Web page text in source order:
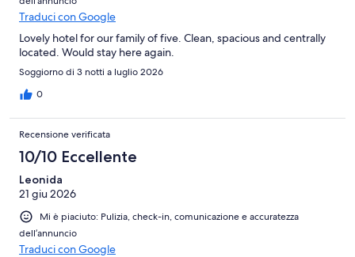
Traduci con Google
Lovely hotel for our family of five. Clean, spacious and centrally
located. Would stay here again.
Soggiorno di 3 notti a luglio 2026
0
Recensione verificata
10/10 Eccellente
Leonida
21 giu 2026
Mi è piaciuto: Pulizia, check-in, comunicazione e accuratezza
dell’annuncio
Traduci con Google